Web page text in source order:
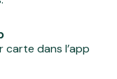
carte dans l’app